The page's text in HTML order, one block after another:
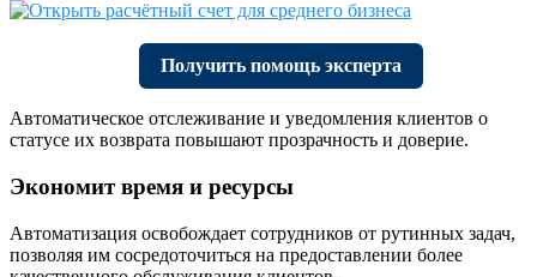
Получить помощь эксперта
Автоматическое отслеживание и уведомления клиентов о
статусе их возврата повышают прозрачность и доверие.
Экономит время и ресурсы
Автоматизация освобождает сотрудников от рутинных задач,
позволяя им сосредоточиться на предоставлении более